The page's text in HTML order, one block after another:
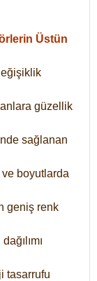
Üstün
güzellik
sağlanan
ve boyutlarda
geniş renk
tasarrufu